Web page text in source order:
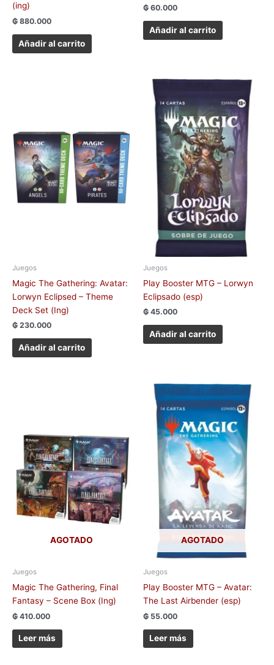
(ing)
₲ 880.000
Añadir al carrito
₲ 60.000
Añadir al carrito
Juegos
Magic The Gathering: Avatar:
Lorwyn Eclipsed – Theme
Deck Set (Ing)
₲ 230.000
Añadir al carrito
Juegos
Play Booster MTG – Lorwyn
Eclipsado (esp)
₲ 45.000
Añadir al carrito
AGOTADO
Juegos
Magic The Gathering, Final
Fantasy – Scene Box (Ing)
₲ 410.000
Leer más
AGOTADO
Juegos
Play Booster MTG – Avatar:
The Last Airbender (esp)
₲ 55.000
Leer más